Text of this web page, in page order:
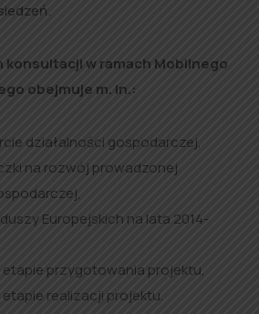
konsultacji w ramach Mobilnego
obejmuje m. in.:
działalności gospodarczej,
na rozwój prowadzonej
Europejskich na lata 2014-
przygotowania projektu,
realizacji projektu.